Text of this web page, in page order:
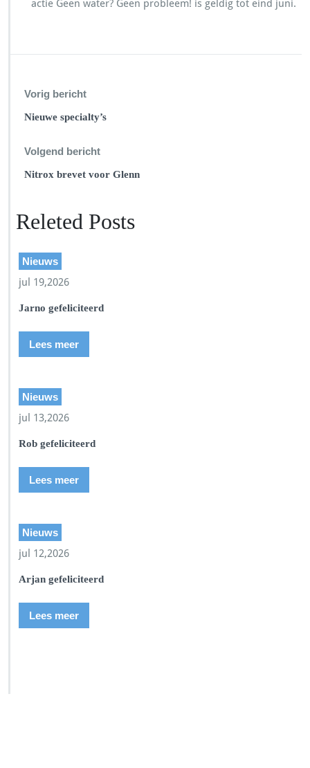
actie Geen water? Geen probleem! is geldig tot eind juni.
Vorig bericht
Nieuwe specialty’s
Volgend bericht
Nitrox brevet voor Glenn
Releted Posts
Nieuws
jul 19,2026
Jarno gefeliciteerd
Lees meer
Nieuws
jul 13,2026
Rob gefeliciteerd
Lees meer
Nieuws
jul 12,2026
Arjan gefeliciteerd
Lees meer